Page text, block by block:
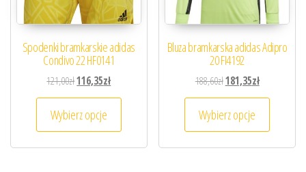
Spodenki bramkarskie adidas
Condivo 22 HF0141
121,00złPierwotna cena wynosiła: 121,00zł.
116,35złAktualna cena wynosi: 116,35zł.
Wybierz opcje
Ten produkt ma wiele wariantów. Opcje
Bluza bramkarska adidas Adipro
20 FI4192
188,60złPierwotna cena
181,35złAktualna
Wybierz opcje
Ten